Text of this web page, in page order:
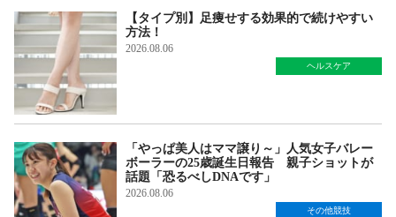
【タイプ別】足痩せする効果的で続けやすい
方法！
2026.08.06
ヘルスケア
「やっぱ美人はママ譲り～」人気女子バレー
ボーラーの25歳誕生日報告 親子ショットが
話題「恐るべしDNAです」
2026.08.06
その他競技